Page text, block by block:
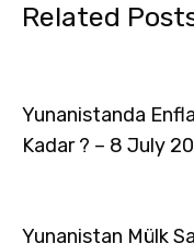
Related
Yunanistanda
Kadar ? – 8 July
Yunanistan Mülk